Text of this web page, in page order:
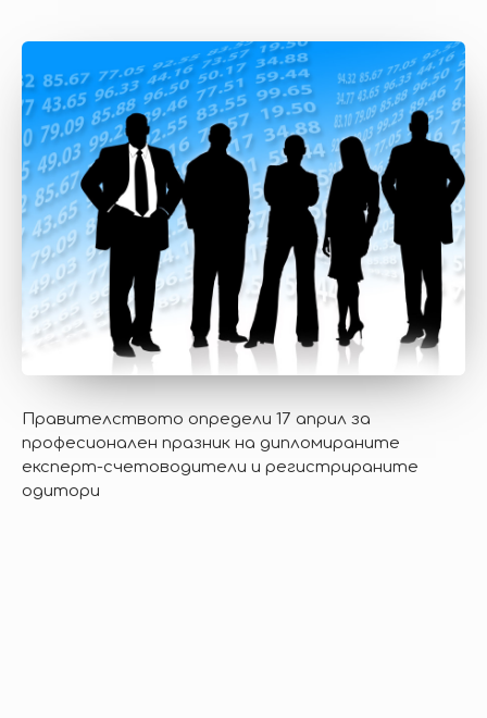
Правителството определи 17 април за
професионален празник на дипломираните
експерт-счетоводители и регистрираните
одитори